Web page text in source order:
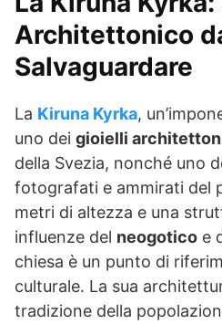
Architettonico
Salvaguardare
La Kiruna Kyrka,
uno dei gioielli
della Svezia, nonché uno
fotografati e ammirati del
metri di altezza e una
influenze del neogotico e
chiesa è un punto di
culturale. La sua
tradizione della